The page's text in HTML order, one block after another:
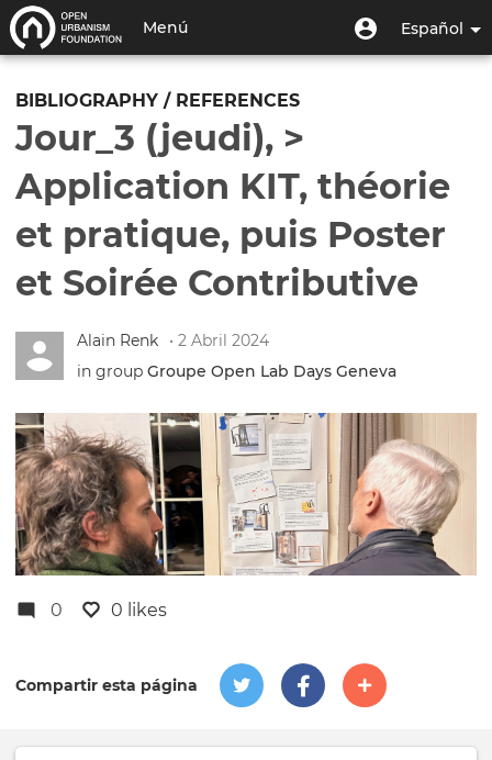
contenido
Español
Menú
de
cuenta
de
usuario
Menú
de
Menú
Toggle
navigation
BIBLIOGRAPHY / REFERENCES
Jour_3 (jeudi), >
Application KIT, théorie
et pratique, puis Poster
et Soirée Contributive
Alain Renk
• 2 Abril 2024
in group Groupe Open Lab Days Geneva
0 0 likes
Compartir esta página